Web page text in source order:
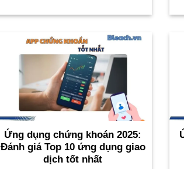
Ứng dụng chứng khoán 2025:
Đánh giá Top 10 ứng dụng giao
dịch tốt nhất